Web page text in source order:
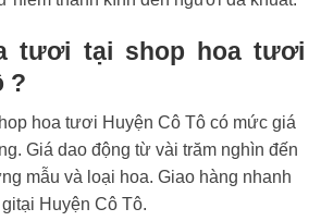
tươi tại shop hoa tươi
?
hoa tươi Huyện Cô Tô có mức giá
Giá dao động từ vài trăm nghìn đến
mẫu và loại hoa. Giao hàng nhanh
Huyện Cô Tô.